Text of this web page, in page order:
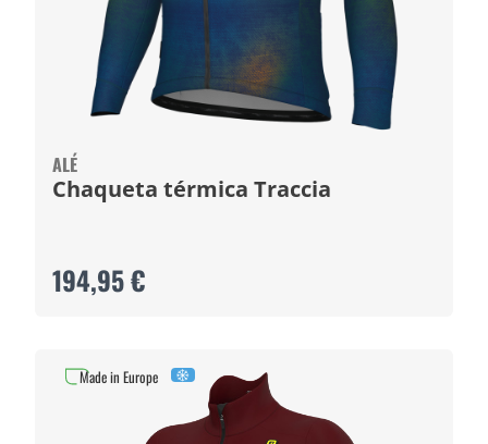
ALÉ
Chaqueta térmica Traccia
194,95 €
Made in Europe